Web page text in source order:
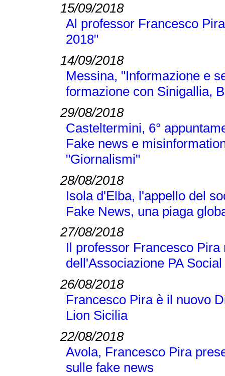
15/09/2018
Al professor Francesco
2018"
14/09/2018
Messina, "Informazione e
formazione con Sinigallia,
29/08/2018
Casteltermini, 6°
Fake news e
"Giornalismi"
28/08/2018
Isola d'Elba, l'appello del
Fake News, una piaga
27/08/2018
Il professor Francesco
dell'Associazione PA Social
26/08/2018
Francesco Pira è il nuovo
Lion Sicilia
22/08/2018
Avola, Francesco Pira
sulle fake news